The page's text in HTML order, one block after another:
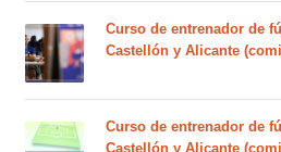
Curso de entrenador de
Castellón y Alicante
Curso de entrenador de
Castellón y Alicante